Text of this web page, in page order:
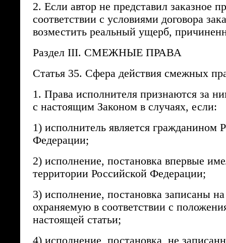
2. Если автор не представил заказное
соответствии с условиями договора
возместить реальный ущерб,
Раздел III. СМЕЖНЫЕ ПРАВА
Статья 35. Сфера действия смежных
1. Права исполнителя признаются за
с настоящим Законом в случаях, если:
1) исполнитель является гражданином
Федерации;
2) исполнение, постановка впервые
территории Российской Федерации;
3) исполнение, постановка записаны
охраняемую в соответствии с
настоящей статьи;
4) исполнение, постановка, не